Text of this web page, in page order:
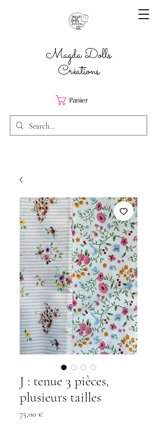
Magda Dolls
Créations
Panier
J : tenue 3 pièces,
plusieurs tailles
75,00 €Prix